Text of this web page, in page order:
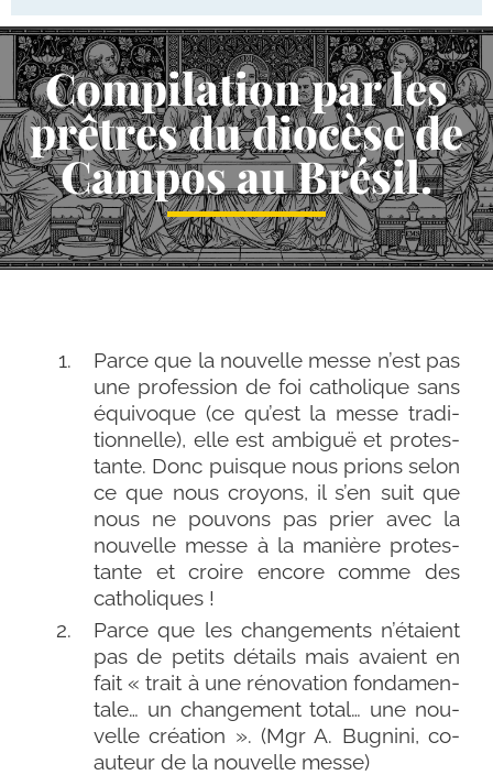
Compilation par les
prêtres du diocèse de
Campos au Brésil.
Parce que la nou­velle messe n’est pas
une pro­fes­sion de foi catho­lique sans
équi­voque (ce qu’est la messe tra­di­
tion­nelle), elle est ambi­guë et pro­tes­
tante. Donc puisque nous prions selon
ce que nous croyons, il s’en suit que
nous ne pou­vons pas prier avec la
nou­velle messe à la manière pro­tes­
tante et croire encore comme des
catholiques !
Parce que les chan­ge­ments n’étaient
pas de petits détails mais avaient en
fait « trait à une réno­va­tion fon­da­men­
tale… un chan­ge­ment total… une nou­
velle créa­tion ». (Mgr A. Bugnini, co-​
auteur de la nou­velle messe)